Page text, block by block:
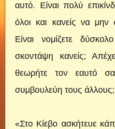
αυτό. Είναι πολύ
όλοι και κανείς να μην
Είναι νομίζετε
σκοντάψη κανείς;
θεωρήτε τον εαυτό
συμβουλεύη τους
«Στο Κίεβο ασκήτευε